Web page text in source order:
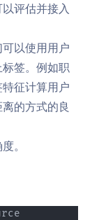
评估并接入
以使用用户
签。例如职
征计算用户
的方式的良
。